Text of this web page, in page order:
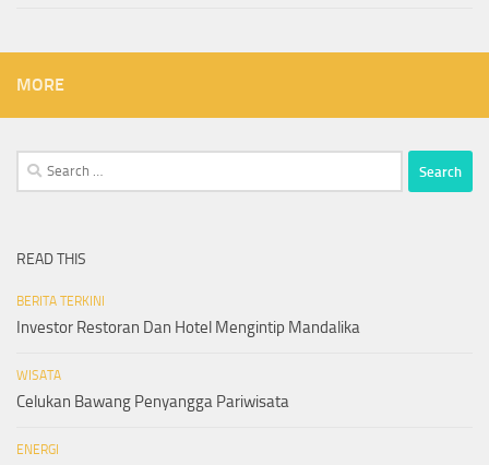
MORE
Search
for:
READ THIS
BERITA TERKINI
Investor Restoran Dan Hotel Mengintip Mandalika
WISATA
Celukan Bawang Penyangga Pariwisata
ENERGI